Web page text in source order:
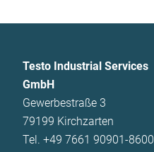
Testo Industrial Services
GmbH
Gewerbestraße 3
79199 Kirchzarten
Tel. +49 7661 90901-8600